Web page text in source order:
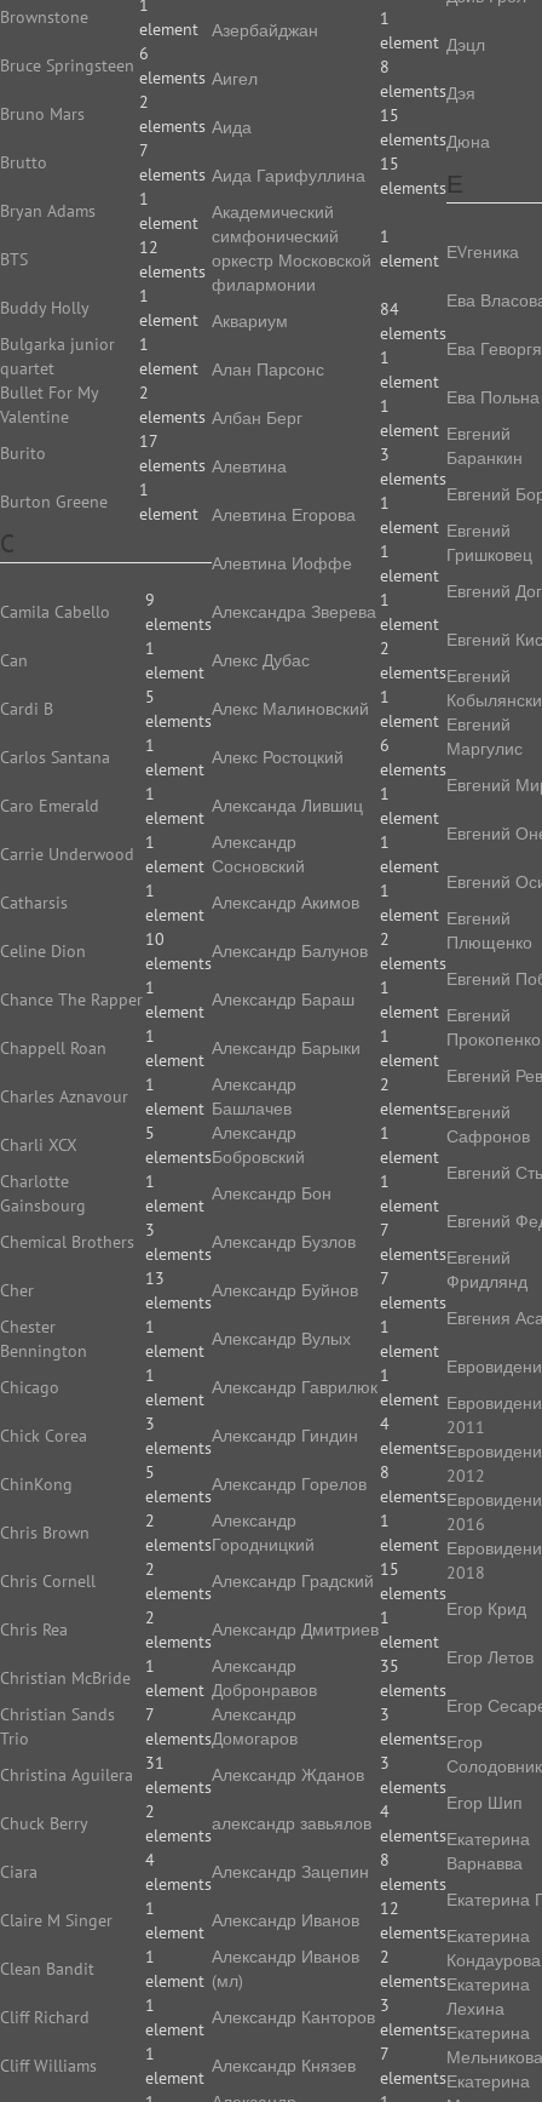
Brownstone
1
element
Bruce Springsteen
6
elements
Bruno Mars
2
elements
Brutto
7
elements
Bryan Adams
1
element
BTS
12
elements
Buddy Holly
1
element
Bulgarka junior
quartet
1
element
Bullet For My
Valentine
2
elements
Burito
17
elements
Burton Greene
1
element
C
Camila Cabello
9
elements
Can
1
element
Cardi B
5
elements
Carlos Santana
1
element
Caro Emerald
1
element
Carrie Underwood
1
element
Catharsis
1
element
Celine Dion
10
elements
Chance The Rapper
1
element
Chappell Roan
1
element
Charles Aznavour
1
element
Charli XCX
5
elements
Charlotte
Gainsbourg
1
element
Chemical Brothers
3
elements
Cher
13
elements
Chester
Bennington
1
element
Chicago
1
element
Chick Corea
3
elements
ChinKong
5
elements
Chris Brown
2
elements
Chris Cornell
2
elements
Chris Rea
2
elements
Christian McBride
1
element
Christian Sands
Trio
7
elements
Christina Aguilera
31
elements
Chuck Berry
2
elements
Ciara
4
elements
Claire M Singer
1
element
Clean Bandit
1
element
Cliff Richard
1
element
Cliff Williams
1
element
Азербайджан
1
element
Аигел
8
elements
Аида
15
elements
Аида Гарифуллина
15
elements
Академический
симфонический
оркестр Московской
филармонии
1
element
Аквариум
84
elements
Алан Парсонс
1
element
Албан Берг
1
element
Алевтина
3
elements
Алевтина Егорова
1
element
Алевтина Иоффе
1
element
Алек­сан­дра Зве­ре­ва
1
element
Алекс Дубас
2
elements
Алекс Малиновский
1
element
Алекс Ростоцкий
6
elements
Александа Лившиц
1
element
Александр
Сосновский
1
element
Александр Акимов
1
element
Александр Балунов
2
elements
Александр Бараш
1
element
Александр Барыки
1
element
Александр
Башлачев
2
elements
Александр
Бобровский
1
element
Александр Бон
1
element
Александр Бузлов
7
elements
Александр Буйнов
7
elements
Александр Вулых
1
element
Александр Гаврилюк
1
element
Александр Гиндин
4
elements
Александр Горелов
8
elements
Александр
Городницкий
1
element
Александр Градский
15
elements
Александр Дмитриев
1
element
Александр
Добронравов
35
elements
Александр
Домогаров
3
elements
Александр Жданов
3
elements
александр завьялов
4
elements
Александр Зацепин
8
elements
Александр Иванов
12
elements
Александр Иванов
(мл)
2
elements
Александр Канторов
3
elements
Александр Князев
7
elements
Дэцл
Дэя
Дюна
Е
ЕVгеника
Ева
Ева
Ева Польна
Евгений
Баранкин
Евгений
Евгений
Гришковец
Евгений
Евгений
Евгений
Евгений
Маргулис
Евгений
Евгений
Евгений
Евгений
Плющенко
Евгений
Евгений
Прокопенко
Евгений
Евгений
Сафронов
Евгений
Евгений
Евгений
Фридлянд
Евгения
2011
2012
2016
2018
Егор Крид
Егор Летов
Егор
Егор
Егор Шип
Екатерина
Варнавва
Екатерина
Екатерина
Кондаурова
Екатерина
Лехина
Екатерина
Мельникова
Екатерина